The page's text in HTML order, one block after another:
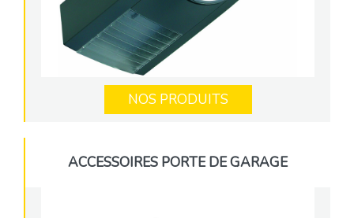
NOS PRODUITS
ACCESSOIRES PORTE DE GARAGE